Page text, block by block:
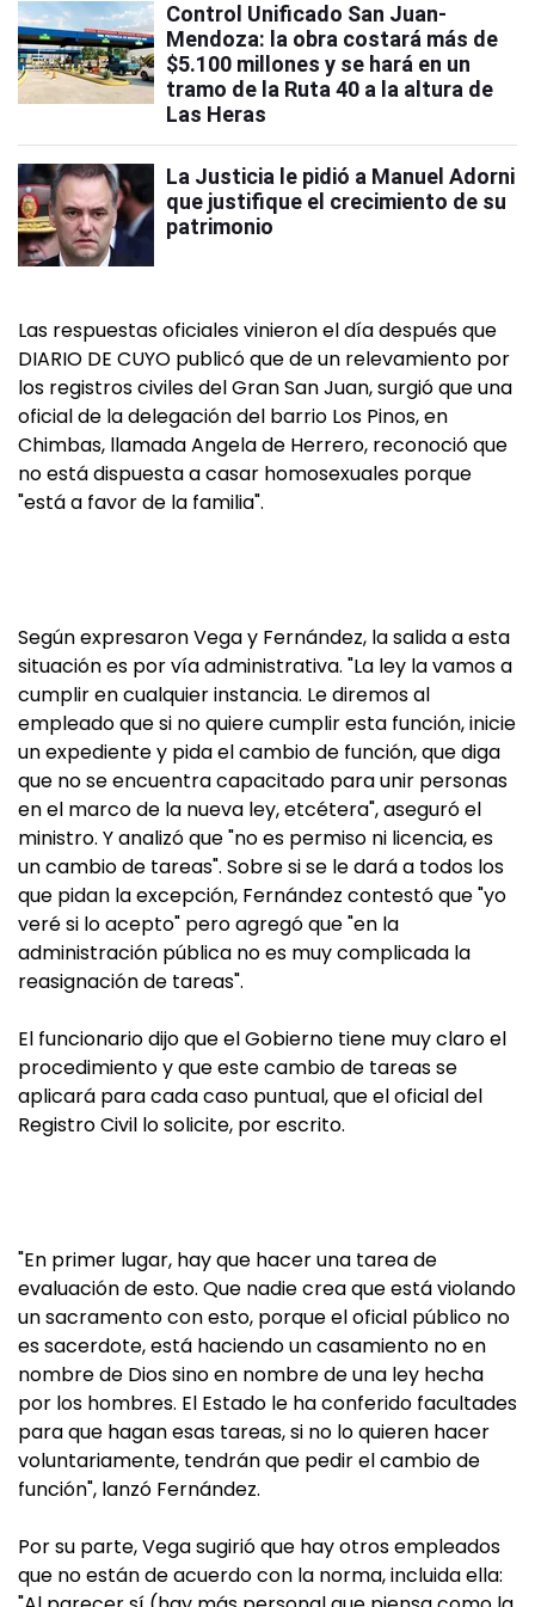
Control Unificado San Juan-
Mendoza: la obra costará más de
$5.100 millones y se hará en un
tramo de la Ruta 40 a la altura de
Las Heras
La Justicia le pidió a Manuel Adorni
que justifique el crecimiento de su
patrimonio
Las respuestas oficiales vinieron el día después que
DIARIO DE CUYO publicó que de un relevamiento por
los registros civiles del Gran San Juan, surgió que una
oficial de la delegación del barrio Los Pinos, en
Chimbas, llamada Angela de Herrero, reconoció que
no está dispuesta a casar homosexuales porque
"está a favor de la familia".
Según expresaron Vega y Fernández, la salida a esta
situación es por vía administrativa. "La ley la vamos a
cumplir en cualquier instancia. Le diremos al
empleado que si no quiere cumplir esta función, inicie
un expediente y pida el cambio de función, que diga
que no se encuentra capacitado para unir personas
en el marco de la nueva ley, etcétera", aseguró el
ministro. Y analizó que "no es permiso ni licencia, es
un cambio de tareas". Sobre si se le dará a todos los
que pidan la excepción, Fernández contestó que "yo
veré si lo acepto" pero agregó que "en la
administración pública no es muy complicada la
reasignación de tareas".
El funcionario dijo que el Gobierno tiene muy claro el
procedimiento y que este cambio de tareas se
aplicará para cada caso puntual, que el oficial del
Registro Civil lo solicite, por escrito.
"En primer lugar, hay que hacer una tarea de
evaluación de esto. Que nadie crea que está violando
un sacramento con esto, porque el oficial público no
es sacerdote, está haciendo un casamiento no en
nombre de Dios sino en nombre de una ley hecha
por los hombres. El Estado le ha conferido facultades
para que hagan esas tareas, si no lo quieren hacer
voluntariamente, tendrán que pedir el cambio de
función", lanzó Fernández.
Por su parte, Vega sugirió que hay otros empleados
que no están de acuerdo con la norma, incluida ella: